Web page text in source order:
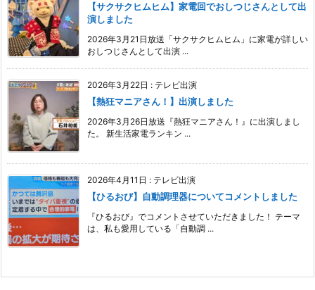
【サクサクヒムヒム】家電回でおしつじさんとして出
演しました
2026年3月21日放送「サクサクヒムヒム」に家電が詳しい
おしつじさんとして出演 ...
2026年3月22日 : テレビ出演
【熱狂マニアさん！】出演しました
2026年3月26日放送『熱狂マニアさん！』に出演しまし
た。 新生活家電ランキン ...
2026年4月11日 : テレビ出演
【ひるおび】自動調理器についてコメントしました
『ひるおび』でコメントさせていただきました！ テーマ
は、私も愛用している「自動調 ...